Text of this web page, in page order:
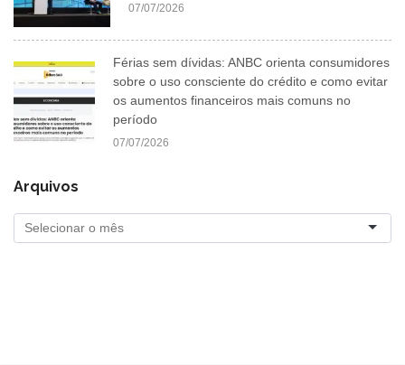
07/07/2026
Férias sem dívidas: ANBC orienta consumidores
sobre o uso consciente do crédito e como evitar
os aumentos financeiros mais comuns no
período
07/07/2026
Arquivos